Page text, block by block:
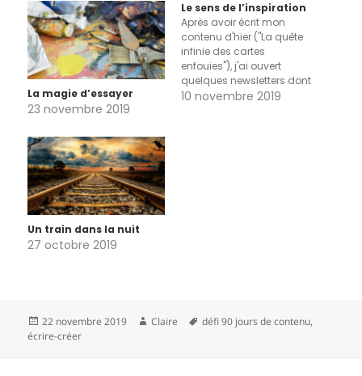
La magie d’essayer
23 novembre 2019
Le sens de l’inspiration
Après avoir écrit mon
contenu d'hier ("La quête
infinie des cartes
enfouies"), j'ai ouvert
quelques newsletters dont
celle d'Austin Kleon et j'y ai
10 novembre 2019
Un train dans la nuit
27 octobre 2019
Publié
le
22 novembre 2019 Auteur
Claire
Mots-
défi 90 jours de contenu,
écrire-créer